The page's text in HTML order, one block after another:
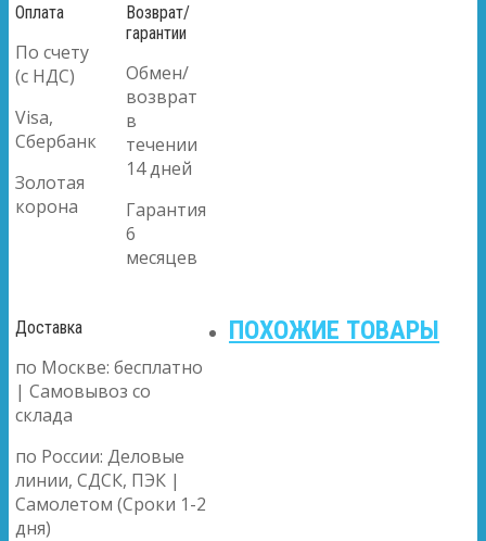
Оплата
По счету
(с НДС)
Visa,
Сбербанк
Золотая
корона
Возврат/
гарантии
Обмен/
возврат
в
течении
14 дней
Гарантия
6
месяцев
Доставка
по Москве: бесплатно
| Самовывоз со
склада
по России: Деловые
линии, СДСК, ПЭК |
Самолетом (Сроки 1-2
дня)
ПОХОЖИЕ ТОВАРЫ